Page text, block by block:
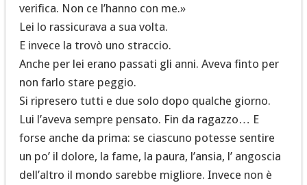
verifica. Non ce l’hanno con me.»
Lei lo rassicurava a sua volta.
E invece la trovò uno straccio.
Anche per lei erano passati gli anni. Aveva finto per
non farlo stare peggio.
Si ripresero tutti e due solo dopo qualche giorno.
Lui l’aveva sempre pensato. Fin da ragazzo… E
forse anche da prima: se ciascuno potesse sentire
un po’ il dolore, la fame, la paura, l’ansia, l’ angoscia
dell’altro il mondo sarebbe migliore. Invece non è